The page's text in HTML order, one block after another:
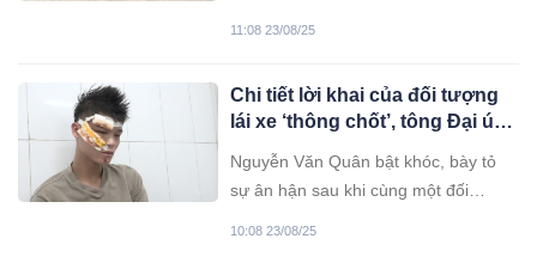
11:08 23/08/25
Chi tiết lời khai của đối tượng
lái xe ‘thông chốt’, tông Đại úy
Nguyễn Văn Quân bật khóc, bày tỏ
sự ân hận sau khi cùng một đối
10:08 23/08/25